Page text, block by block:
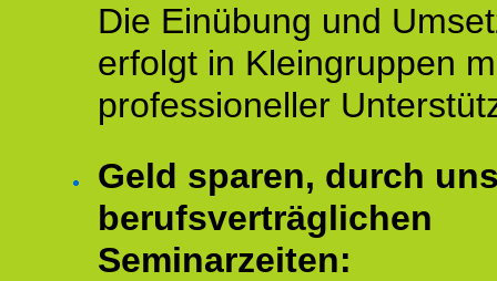
Die Einübung und
erfolgt in Kleingruppen
professioneller
Geld sparen, durch
berufsverträglichen
Seminarzeiten: